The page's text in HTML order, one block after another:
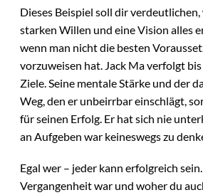
Dieses Beispiel soll dir
starken Willen und eine Vision alles
wenn man nicht die besten
vorzuweisen hat. Jack Ma verfolgt
Ziele. Seine mentale Stärke und der
Weg, den er unbeirrbar einschlägt,
für seinen Erfolg. Er hat sich nie
an Aufgeben war keineswegs zu
Egal wer – jeder kann erfolgreich
Vergangenheit war und woher du